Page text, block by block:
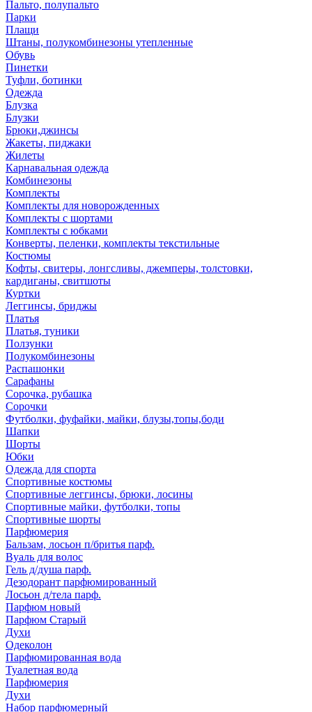
Пальто, полупальто
Парки
Плащи
Штаны, полукомбинезоны утепленные
Обувь
Пинетки
Туфли, ботинки
Одежда
Блузка
Блузки
Брюки,джинсы
Жакеты, пиджаки
Жилеты
Карнавальная одежда
Комбинезоны
Комплекты
Комплекты для новорожденных
Комплекты с шортами
Комплекты с юбками
Конверты, пеленки, комплекты текстильные
Костюмы
Кофты, свитеры, лонгсливы, джемперы, толстовки,
кардиганы, свитшоты
Куртки
Леггинсы, бриджы
Платья
Платья, туники
Ползунки
Полукомбинезоны
Распашонки
Сарафаны
Сорочка, рубашка
Сорочки
Футболки, фуфайки, майки, блузы,топы,боди
Шапки
Шорты
Юбки
Одежда для спорта
Спортивные костюмы
Спортивные леггинсы, брюки, лосины
Спортивные майки, футболки, топы
Спортивные шорты
Парфюмерия
Бальзам, лосьон п/бритья парф.
Вуаль для волос
Гель д/душа парф.
Дезодорант парфюмированный
Лосьон д/тела парф.
Парфюм новый
Парфюм Старый
Духи
Одеколон
Парфюмированная вода
Туалетная вода
Парфюмерия
Духи
Набор парфюмерный